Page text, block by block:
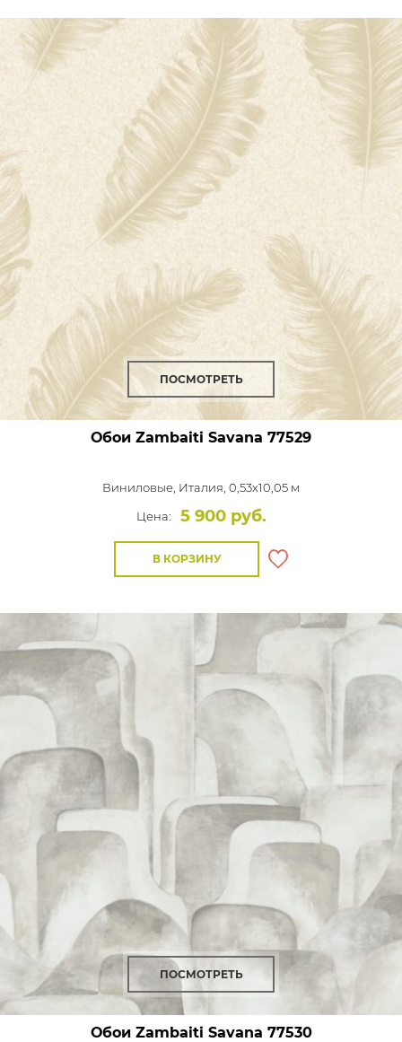
ПОСМОТРЕТЬ
Обои Zambaiti Savana 77529
Виниловые, Италия, 0,53x10,05 м
Цена:
5 900 руб.
В КОРЗИНУ
ПОСМОТРЕТЬ
Обои Zambaiti Savana 77530